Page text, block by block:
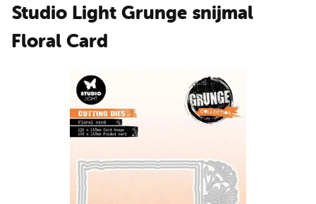
Studio Light Grunge snijmal
Floral Card